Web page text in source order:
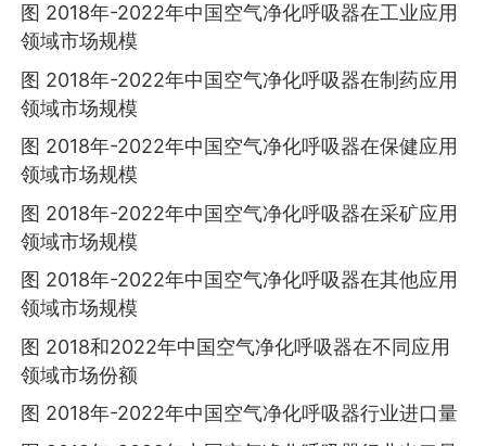
图 2018年-2022年中国空气净化呼吸器在工业应用
领域市场规模
图 2018年-2022年中国空气净化呼吸器在制药应用
领域市场规模
图 2018年-2022年中国空气净化呼吸器在保健应用
领域市场规模
图 2018年-2022年中国空气净化呼吸器在采矿应用
领域市场规模
图 2018年-2022年中国空气净化呼吸器在其他应用
领域市场规模
图 2018和2022年中国空气净化呼吸器在不同应用
领域市场份额
图 2018年-2022年中国空气净化呼吸器行业进口量